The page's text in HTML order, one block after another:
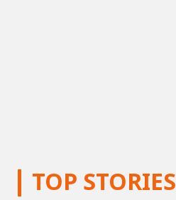
TOP STORIES